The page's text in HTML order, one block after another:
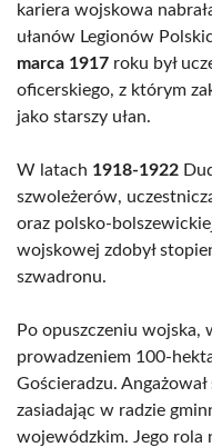
kariera wojskowa
ułanów Legionów
marca 1917 roku był
oficerskiego, z którym
jako starszy ułan.
W latach 1918-1922
szwoleżerów,
oraz polsko-
wojskowej zdobył
szwadronu.
Po opuszczeniu wojska,
prowadzeniem 100-
Gościeradzu.
zasiadając w radzie
wojewódzkim. Jego rola